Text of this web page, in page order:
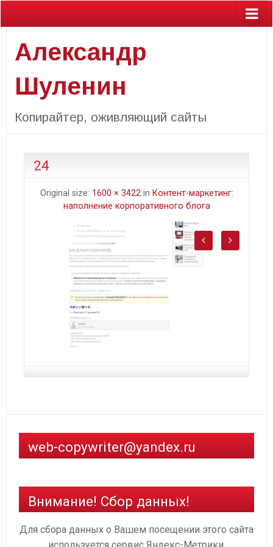
Александр
Шуленин
Копирайтер, оживляющий сайты
24
Original size: 1600 × 3422in Контент-маркетинг:
наполнение корпоративного блога
web-copywriter@yandex.ru
Внимание! Сбор данных!
Для сбора данных о Вашем посещении этого сайта